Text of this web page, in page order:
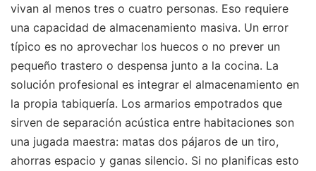
vivan al menos tres o cuatro personas. Eso requiere
una capacidad de almacenamiento masiva. Un error
típico es no aprovechar los huecos o no prever un
pequeño trastero o despensa junto a la cocina. La
solución profesional es integrar el almacenamiento en
la propia tabiquería. Los armarios empotrados que
sirven de separación acústica entre habitaciones son
una jugada maestra: matas dos pájaros de un tiro,
ahorras espacio y ganas silencio. Si no planificas esto